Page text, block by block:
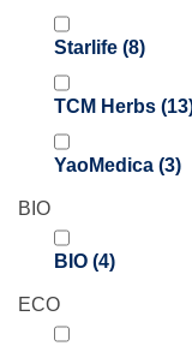
Starlife (8)
TCM Herbs
YaoMedica (3)
BIO
BIO (4)
ECO